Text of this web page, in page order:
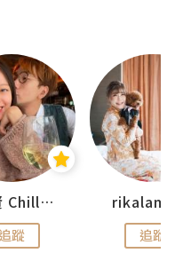
思思賢 ChillMyBabe
蹤 追蹤